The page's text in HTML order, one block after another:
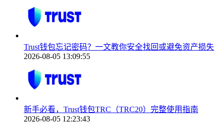
Trust钱包忘记密码？一文教你安全找回或避免资产损失
2026-08-05 13:09:55
新手必看，Trust钱包TRC（TRC20）完整使用指南
2026-08-05 12:23:43